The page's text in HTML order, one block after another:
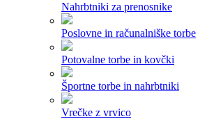
Nahrbtniki za prenosnike
Poslovne in računalniške torbe
Potovalne torbe in kovčki
Športne torbe in nahrbtniki
Vrečke z vrvico